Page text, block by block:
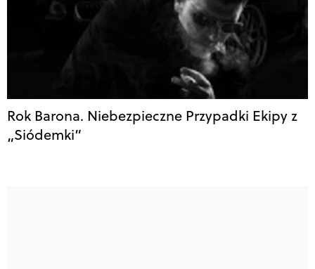
Rok Barona. Niebezpieczne Przypadki Ekipy z
„Siódemki”